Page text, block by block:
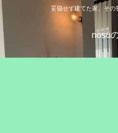
妥協せず建てた家、その
nosu